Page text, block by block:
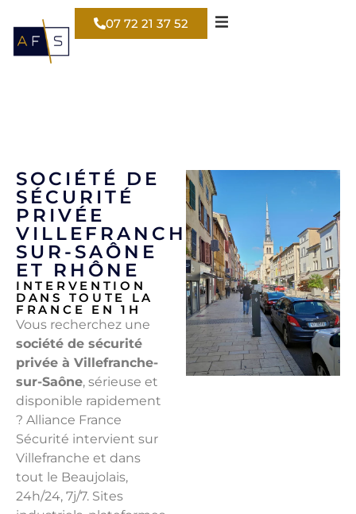
07 72 21 37 52
SOCIÉTÉ DE
SÉCURITÉ
PRIVÉE
VILLEFRANCHE-
SUR-SAÔNE
ET RHÔNE
INTERVENTION
DANS TOUTE LA
FRANCE EN 1H
Vous recherchez une
société de sécurité
privée à Villefranche-
sur-Saône, sérieuse et
disponible rapidement
? Alliance France
Sécurité intervient sur
Villefranche et dans
tout le Beaujolais,
24h/24, 7j/7. Sites